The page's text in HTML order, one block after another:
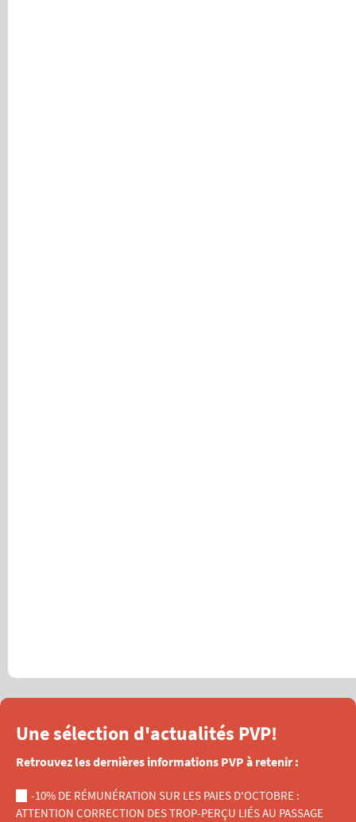
Une sélection d'actualités PVP!
Retrouvez les dernières informations PVP à retenir :
-10% DE RÉMUNÉRATION SUR LES PAIES D'OCTOBRE :
ATTENTION CORRECTION DES TROP-PERÇU LIÉS AU PASSAGE